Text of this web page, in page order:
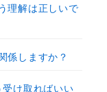
理解は正しいで
係しますか？
け取ればいい